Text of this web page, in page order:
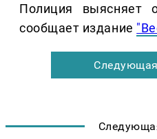
Полиция выясняет
сообщает издание
Следующая